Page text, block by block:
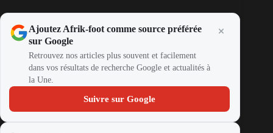
Ajoutez Afrik-foot comme source préférée
sur Google
Retrouvez nos articles plus souvent et facilement
dans vos résultats de recherche Google et actualités à
la Une.
Suivre sur Google